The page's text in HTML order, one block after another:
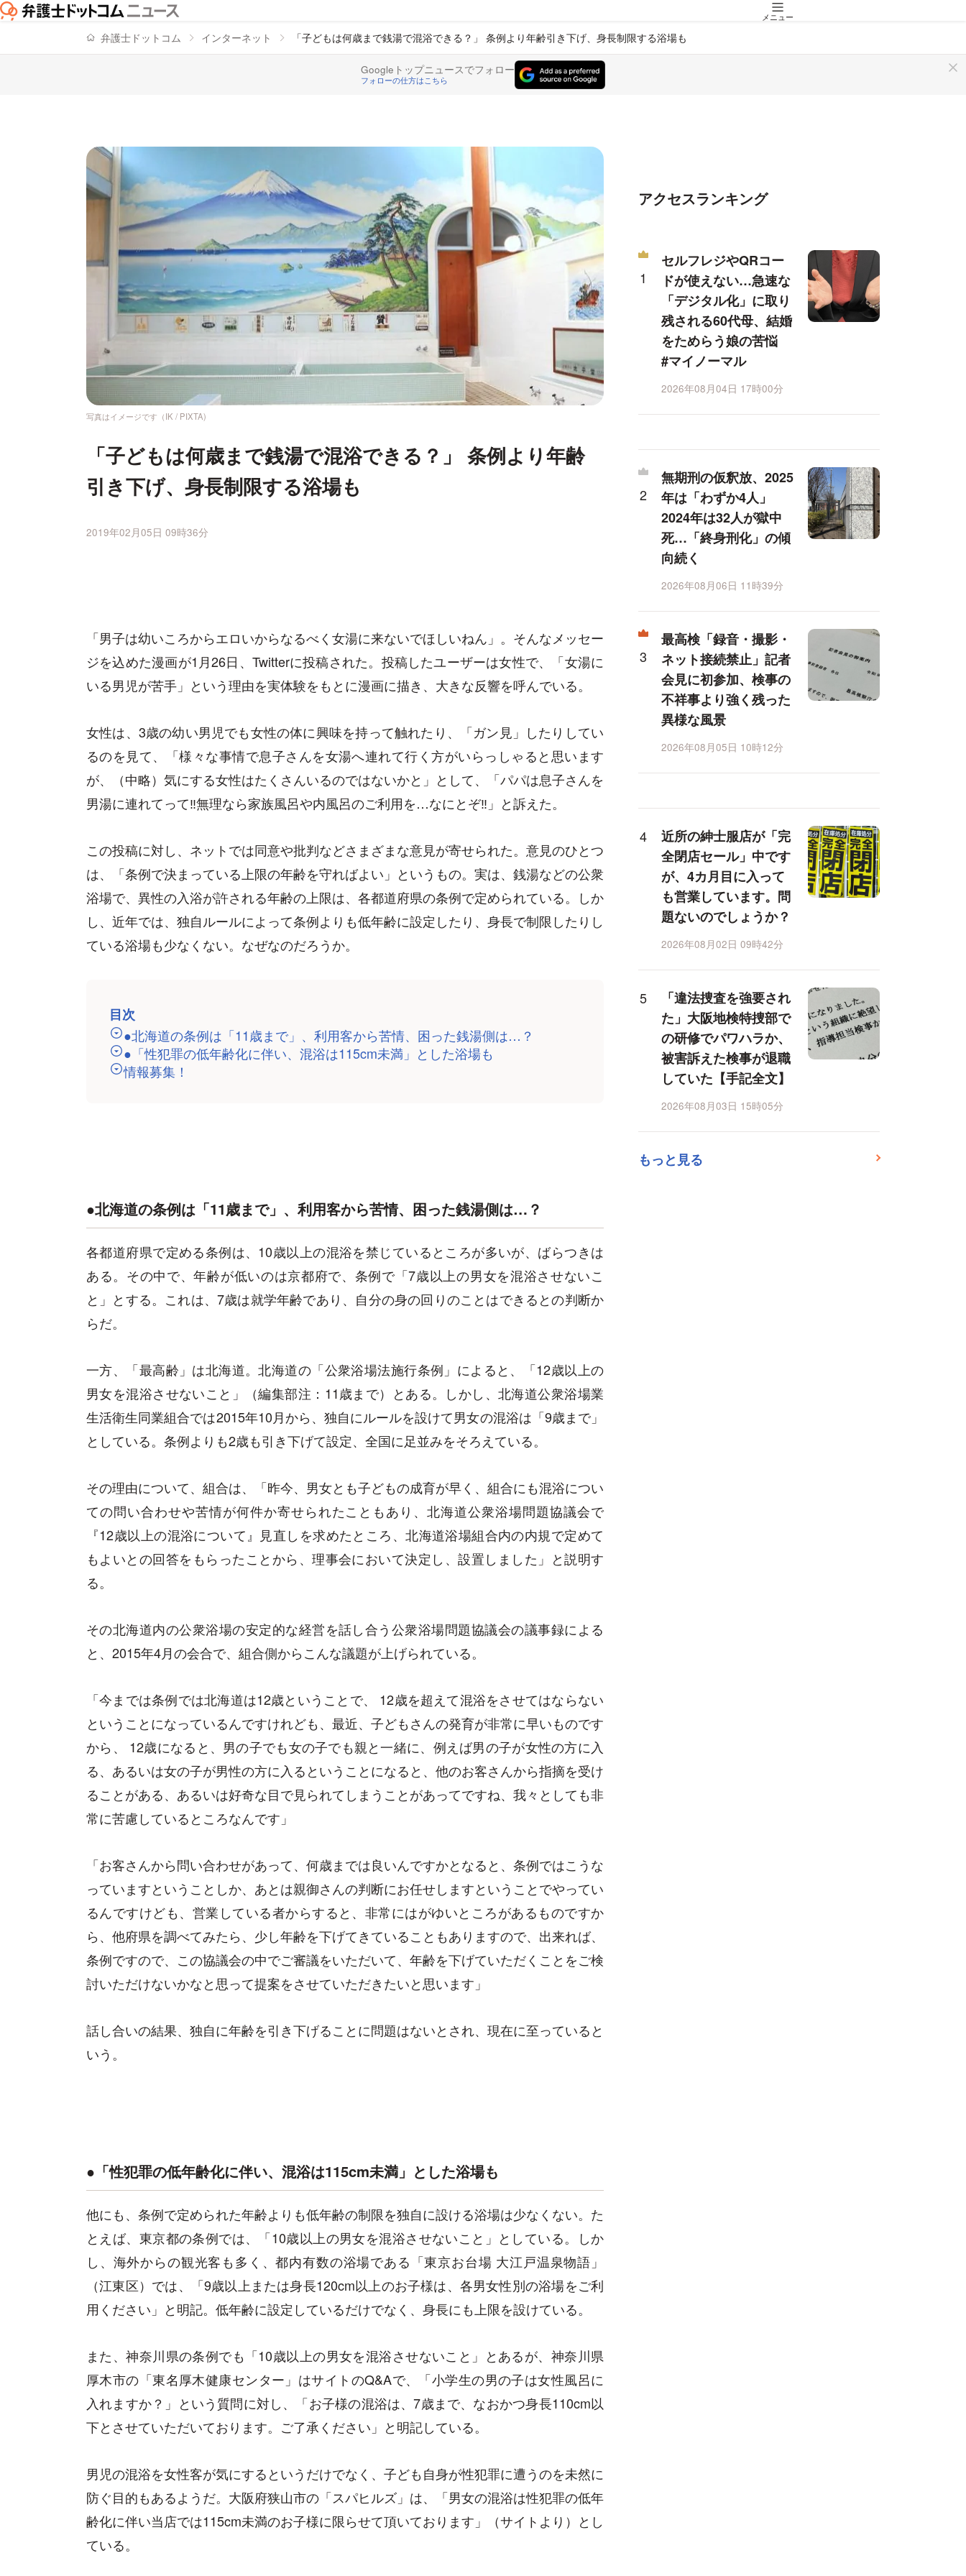
メニュー
弁護士ドットコム インターネット 「子どもは何歳まで銭湯で混浴できる？」 条例より年齢引き下げ、身長制限する浴場も
Googleトップニュースでフォロー
フォローの仕方はこちら
写真はイメージです（IK / PIXTA)
「子どもは何歳まで銭湯で混浴できる？」 条例より年齢
引き下げ、身長制限する浴場も
2019年02月05日 09時36分
「男子は幼いころからエロいからなるべく女湯に来ないでほしいねん」。そんなメッセー
ジを込めた漫画が1月26日、Twitterに投稿された。投稿したユーザーは女性で、「女湯に
いる男児が苦手」という理由を実体験をもとに漫画に描き、大きな反響を呼んでいる。
女性は、3歳の幼い男児でも女性の体に興味を持って触れたり、「ガン見」したりしてい
るのを見て、「様々な事情で息子さんを女湯へ連れて行く方がいらっしゃると思います
が、（中略）気にする女性はたくさんいるのではないかと」として、「パパは息子さんを
男湯に連れてって‼︎無理なら家族風呂や内風呂のご利用を…なにとぞ‼️」と訴えた。
この投稿に対し、ネットでは同意や批判などさまざまな意見が寄せられた。意見のひとつ
は、「条例で決まっている上限の年齢を守ればよい」というもの。実は、銭湯などの公衆
浴場で、異性の入浴が許される年齢の上限は、各都道府県の条例で定められている。しか
し、近年では、独自ルールによって条例よりも低年齢に設定したり、身長で制限したりし
ている浴場も少なくない。なぜなのだろうか。
目次
●北海道の条例は「11歳まで」、利用客から苦情、困った銭湯側は…？
●「性犯罪の低年齢化に伴い、混浴は115cm未満」とした浴場も
情報募集！
●北海道の条例は「11歳まで」、利用客から苦情、困った銭湯側は…？
各都道府県で定める条例は、10歳以上の混浴を禁じているところが多いが、ばらつきは
ある。その中で、年齢が低いのは京都府で、条例で「7歳以上の男女を混浴させないこ
と」とする。これは、7歳は就学年齢であり、自分の身の回りのことはできるとの判断か
らだ。
一方、「最高齢」は北海道。北海道の「公衆浴場法施行条例」によると、「12歳以上の
男女を混浴させないこと」（編集部注：11歳まで）とある。しかし、北海道公衆浴場業
生活衛生同業組合では2015年10月から、独自にルールを設けて男女の混浴は「9歳まで」
としている。条例よりも2歳も引き下げて設定、全国に足並みをそろえている。
その理由について、組合は、「昨今、男女とも子どもの成育が早く、組合にも混浴につい
ての問い合わせや苦情が何件か寄せられたこともあり、北海道公衆浴場問題協議会で
『12歳以上の混浴について』見直しを求めたところ、北海道浴場組合内の内規で定めて
もよいとの回答をもらったことから、理事会において決定し、設置しました」と説明す
る。
その北海道内の公衆浴場の安定的な経営を話し合う公衆浴場問題協議会の議事録による
と、2015年4月の会合で、組合側からこんな議題が上げられている。
「今までは条例では北海道は12歳ということで、 12歳を超えて混浴をさせてはならない
ということになっているんですけれども、最近、子どもさんの発育が非常に早いものです
から、 12歳になると、男の子でも女の子でも親と一緒に、例えば男の子が女性の方に入
る、あるいは女の子が男性の方に入るということになると、他のお客さんから指摘を受け
ることがある、あるいは好奇な目で見られてしまうことがあってですね、我々としても非
常に苦慮しているところなんです」
「お客さんから問い合わせがあって、何歳までは良いんですかとなると、条例ではこうな
っていますということしか、あとは親御さんの判断にお任せしますということでやってい
るんですけども、営業している者からすると、非常にはがゆいところがあるものですか
ら、他府県を調べてみたら、少し年齢を下げてきていることもありますので、出来れば、
条例ですので、この協議会の中でご審議をいただいて、年齢を下げていただくことをご検
討いただけないかなと思って提案をさせていただきたいと思います」
話し合いの結果、独自に年齢を引き下げることに問題はないとされ、現在に至っていると
いう。
●「性犯罪の低年齢化に伴い、混浴は115cm未満」とした浴場も
他にも、条例で定められた年齢よりも低年齢の制限を独自に設ける浴場は少なくない。た
とえば、東京都の条例では、「10歳以上の男女を混浴させないこと」としている。しか
し、海外からの観光客も多く、都内有数の浴場である「東京お台場 大江戸温泉物語」
（江東区）では、「9歳以上または身長120cm以上のお子様は、各男女性別の浴場をご利
用ください」と明記。低年齢に設定しているだけでなく、身長にも上限を設けている。
また、神奈川県の条例でも「10歳以上の男女を混浴させないこと」とあるが、神奈川県
厚木市の「東名厚木健康センター」はサイトのQ&Aで、「小学生の男の子は女性風呂に
入れますか？」という質問に対し、「お子様の混浴は、7歳まで、なおかつ身長110cm以
下とさせていただいております。ご了承ください」と明記している。
男児の混浴を女性客が気にするというだけでなく、子ども自身が性犯罪に遭うのを未然に
防ぐ目的もあるようだ。大阪府狭山市の「スパヒルズ」は、「男女の混浴は性犯罪の低年
齢化に伴い当店では115cm未満のお子様に限らせて頂いております」（サイトより）とし
ている。
アクセスランキング
セルフレジやQRコー
ドが使えない…急速な
「デジタル化」に取り
残される60代母、結婚
をためらう娘の苦悩
#マイノーマル
2026年08月04日 17時00分
無期刑の仮釈放、2025
年は「わずか4人」
2024年は32人が獄中
死…「終身刑化」の傾
向続く
2026年08月06日 11時39分
最高検「録音・撮影・
ネット接続禁止」記者
会見に初参加、検事の
不祥事より強く残った
異様な風景
2026年08月05日 10時12分
近所の紳士服店が「完
全閉店セール」中です
が、4カ月目に入って
も営業しています。問
題ないのでしょうか？
2026年08月02日 09時42分
「違法捜査を強要され
た」大阪地検特捜部で
の研修でパワハラか、
被害訴えた検事が退職
していた【手記全文】
2026年08月03日 15時05分
もっと見る